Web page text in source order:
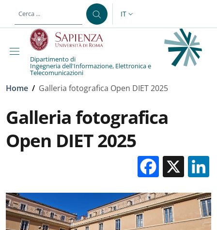
al contenuto principale
SELETTORE LINGUA:
IT
Dipartimento di
Ingegneria dell'Informazione, Elettronica e
Telecomunicazioni
Briciole di pane
Home / Galleria fotografica Open DIET 2025
Galleria fotografica
Open DIET 2025
X